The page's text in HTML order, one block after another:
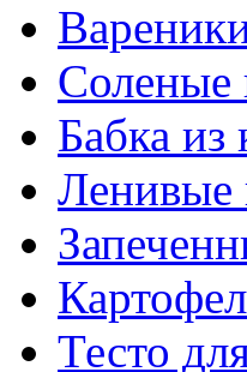
Соленые
Бабка из
Ленивые
Тесто